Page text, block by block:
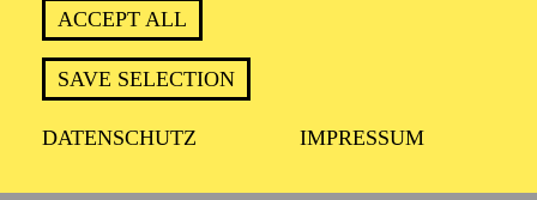
ACCEPT ALL
SAVE SELECTION
DATENSCHUTZ IMPRESSUM
Für Jugendliche und Kinder ab 10 Jahren
TICKETS
12,00€